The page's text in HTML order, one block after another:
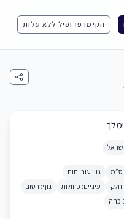
הקימו פרופיל ללא עלות
ישראל
גוון עור: חום
חלק
עיניים: כחולות
גוף: חטוב
כהה